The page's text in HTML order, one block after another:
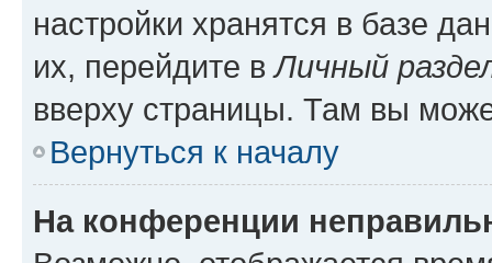
настройки хранятся в базе
их, перейдите вЛичный
вверху страницы. Там вы
Вернуться к началу
На конференции